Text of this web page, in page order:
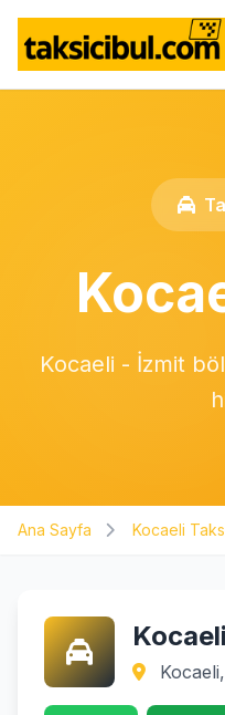
Kocaeli - İzmit
Ana Sayfa Kocaeli